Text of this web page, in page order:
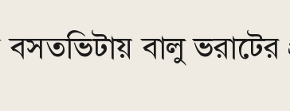
বালু ভরাটের